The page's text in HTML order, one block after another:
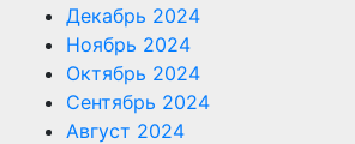
Декабрь 2024
Ноябрь 2024
Октябрь 2024
Сентябрь 2024
Август 2024